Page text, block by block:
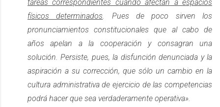
tareas correspondientes cuando afectan a espacios
físicos determinados . Pues de poco sirven los
pronunciamientos constitucionales que al cabo de
años apelan a la cooperación y consagran una
solución. Persiste, pues, la disfunción denunciada y la
aspiración a su corrección, que sólo un cambio en la
cultura administrativa de ejercicio de las competencias
podrá hacer que sea verdaderamente operativa».